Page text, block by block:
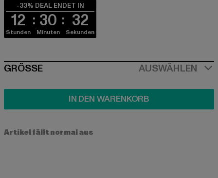
-33% DEAL ENDET IN
12
Stunden
30
Minuten
32
Sekunden
SIZE
GRÖSSE AUSWÄHLEN
IN DEN WARENKORB
Artikel fällt normal aus